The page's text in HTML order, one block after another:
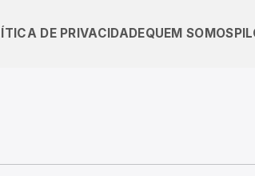
DE PRIVACIDADEQUEM SOMOS